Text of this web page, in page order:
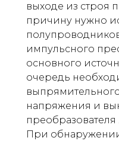
выходе из строя
причину нужно
импульсного
основного
очередь
напряжения и
преобразователя .
При